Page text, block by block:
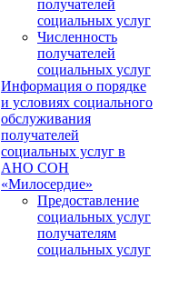
получателей
социальных услуг
Численность
получателей
социальных услуг
Информация о порядке
и условиях социального
обслуживания
получателей
социальных услуг в
АНО СОН
«Милосердие»
Предоставление
социальных услуг
получателям
социальных услуг